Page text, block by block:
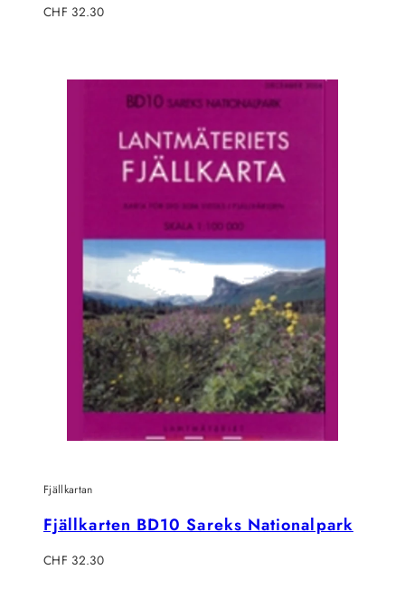
Regulärer
CHF 32.30
Fjällkartan
Fjällkarten BD10 Sareks Nationalpark
Regulärer
CHF 32.30